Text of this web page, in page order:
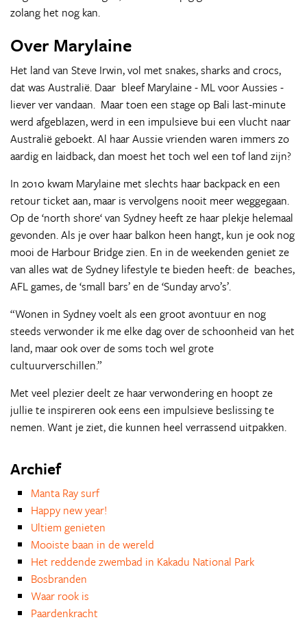
zolang het nog kan.
Over Marylaine
Het land van Steve Irwin, vol met snakes, sharks and crocs,
dat was Australië. Daar bleef Marylaine - ML voor Aussies -
liever ver vandaan. Maar toen een stage op Bali last-minute
werd afgeblazen, werd in een impulsieve bui een vlucht naar
Australië geboekt. Al haar Aussie vrienden waren immers zo
aardig en laidback, dan moest het toch wel een tof land zijn?
In 2010 kwam Marylaine met slechts haar backpack en een
retour ticket aan, maar is vervolgens nooit meer weggegaan.
Op de ‘north shore‘ van Sydney heeft ze haar plekje helemaal
gevonden. Als je over haar balkon heen hangt, kun je ook nog
mooi de Harbour Bridge zien. En in de weekenden geniet ze
van alles wat de Sydney lifestyle te bieden heeft: de beaches,
AFL games, de ‘small bars’ en de ‘Sunday arvo’s’.
“Wonen in Sydney voelt als een groot avontuur en nog
steeds verwonder ik me elke dag over de schoonheid van het
land, maar ook over de soms toch wel grote
cultuurverschillen.”
Met veel plezier deelt ze haar verwondering en hoopt ze
jullie te inspireren ook eens een impulsieve beslissing te
nemen. Want je ziet, die kunnen heel verrassend uitpakken.
Archief
Manta Ray surf
Happy new year!
Ultiem genieten
Mooiste baan in de wereld
Het reddende zwembad in Kakadu National Park
Bosbranden
Waar rook is
Paardenkracht